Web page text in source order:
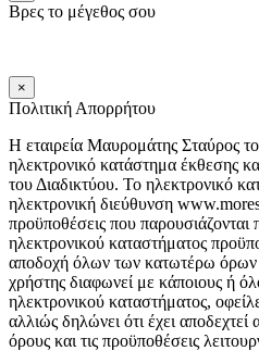
Βρες το μέγεθος σου
×
Πολιτική Απορρήτου
Η εταιρεία Μαυρομάτης Σταύρος
ηλεκτρονικό κατάστημα έκθεσης
του Διαδικτύου. Το ηλεκτρονικό
ηλεκτρονική διεύθυνση
προϋποθέσεις που
ηλεκτρονικού καταστήματος
αποδοχή όλων των κατωτέρω
χρήστης διαφωνεί με κάποιους ή
ηλεκτρονικού καταστήματος,
αλλιώς δηλώνει ότι έχει
όρους και τις προϋποθέσεις